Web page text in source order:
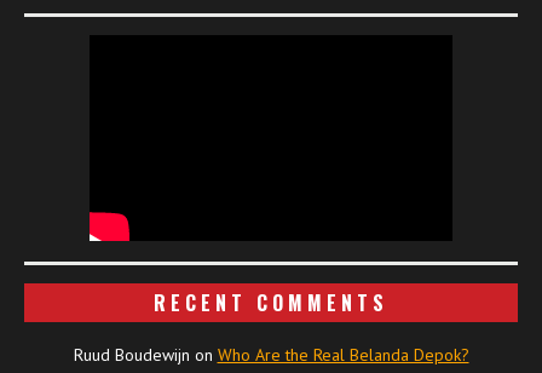
RECENT COMMENTS
Ruud Boudewijn on Who Are the Real Belanda Depok?